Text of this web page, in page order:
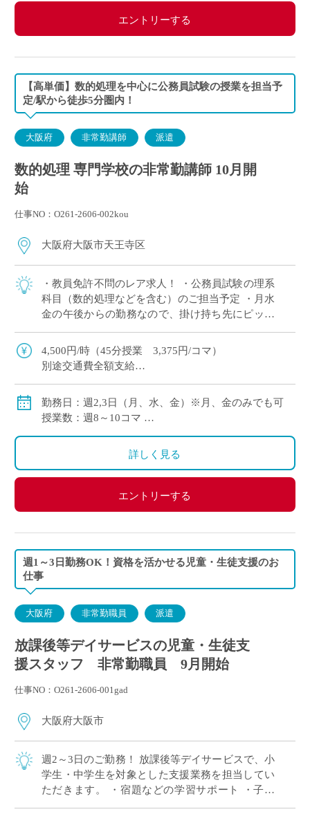
エントリーする
【高単価】数的処理を中心に公務員試験の授業を担当予
定/駅から徒歩5分圏内！
大阪府 非常勤講師 派遣
数的処理 専門学校の非常勤講師 10月開
始
仕事NO：O261-2606-002kou
大阪府大阪市天王寺区
・教員免許不問のレア求人！ ・公務員試験の理系
科目（数的処理などを含む）のご担当予定 ・月水
金の午後からの勤務なので、掛け持ち先にピッタ
リ！ ・テスト作成や成績処理は担当ではないの
で、授業に集中できる環境！ ・JRや大阪 […]
4,500円/時（45分授業 3,375円/コマ）
別途交通費全額支給
勤務日：週2,3日（月、水、金）※月、金のみでも可
授業数：週8～10コマ
勤務時間：月（13:30～16:40）、水（13:30～
15:00）、金（13:30～16:40）
授業期間：10/1～11/15、12/1～12/15、1/7～3/15
詳しく見る
エントリーする
週1～3日勤務OK！資格を活かせる児童・生徒支援のお
仕事
大阪府 非常勤職員 派遣
放課後等デイサービスの児童・生徒支
援スタッフ 非常勤職員 9月開始
仕事NO：O261-2606-001gad
大阪府大阪市
週2～3日のご勤務！ 放課後等デイサービスで、小
学生・中学生を対象とした支援業務を担当してい
ただきます。 ・宿題などの学習サポート ・子ど
もたちと一緒に遊びや運動を楽しみながら成長を